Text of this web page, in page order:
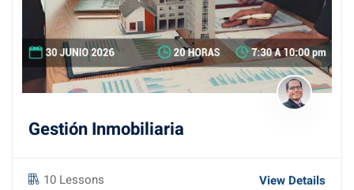
Gestión Inmobiliaria
10 Lessons View Details